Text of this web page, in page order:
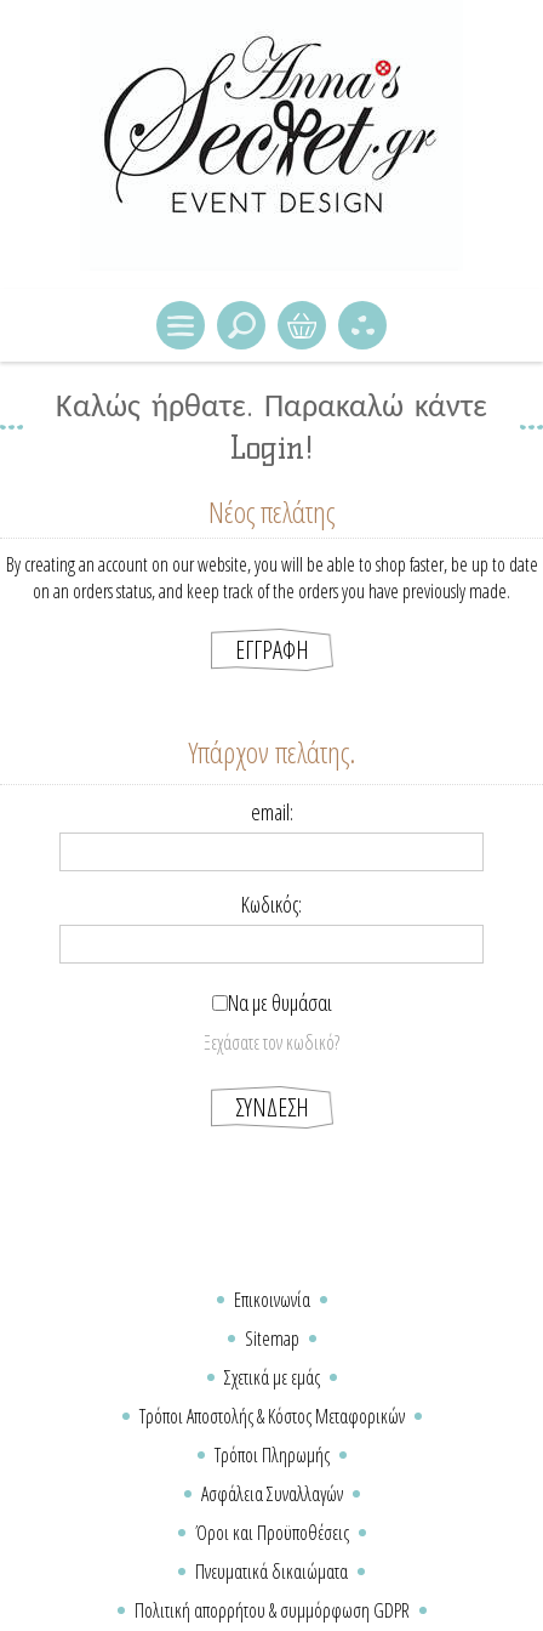
Καλώς ήρθατε. Παρακαλώ κάντε
Login!
Νέος πελάτης
By creating an account on our website, you will be able to shop faster, be up to date
on an orders status, and keep track of the orders you have previously made.
Υπάρχον πελάτης.
email:
Κωδικός:
Να με θυμάσαι
Ξεχάσατε τον κωδικό?
Επικοινωνία
Sitemap
Σχετικά με εμάς
Τρόποι Αποστολής & Κόστος Μεταφορικών
Τρόποι Πληρωμής
Ασφάλεια Συναλλαγών
Όροι και Προϋποθέσεις
Πνευματικά δικαιώματα
Πολιτική απορρήτου & συμμόρφωση GDPR